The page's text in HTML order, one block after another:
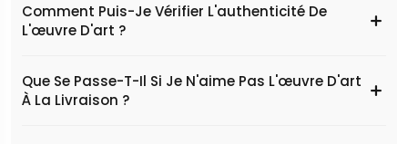
Comment Puis-Je Vérifier L'authenticité De
L'œuvre D'art ?
Que Se Passe-T-Il Si Je N'aime Pas L'œuvre D'art
À La Livraison ?